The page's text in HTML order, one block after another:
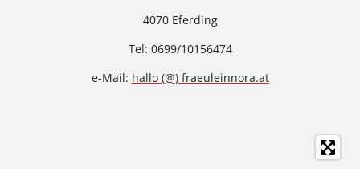
4070 Eferding
Tel: 0699/10156474
e-Mail: hallo (@) fraeuleinnora.at